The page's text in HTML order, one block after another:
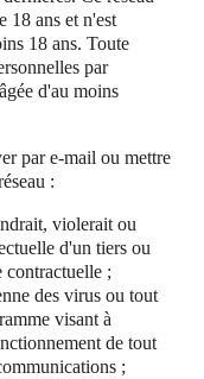
18 ans et n'est
18 ans. Toute
par
d'au moins
par e-mail ou mettre
:
violerait ou
d'un tiers ou
contractuelle ;
des virus ou tout
visant à
de tout
;